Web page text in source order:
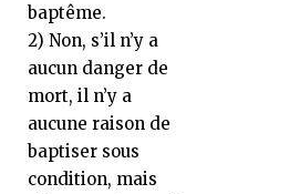
baptême.
2) Non, s’il n’y a
aucun danger de
mort, il n’y a
aucune raison de
baptiser sous
condition, mais